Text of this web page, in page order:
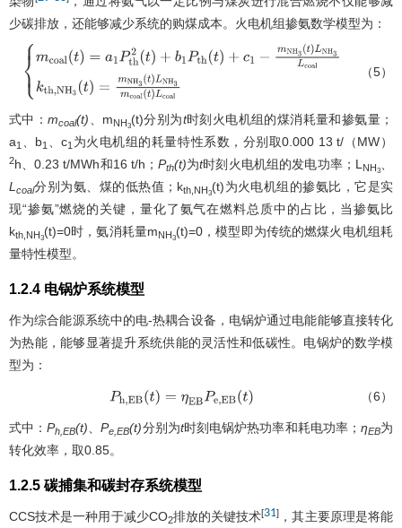
少碳排放，还能够减少系统的购煤成本。火电机组掺氨数学模型为：
{m 2(t)+ b1Pth( 3(t)=
（5）
式中：mcoal(t) 、mNH3(t)分别为t时刻火电机组的煤消耗量和掺氨量；
a1 、b1 、c1 为火电机组的耗量特性系数，分别取0.000 13 t/（MW）
2h、0.23 t/MWh和16 t/h； Pth(t)为t时刻火电机组的发电功率；L NH3
L coal分别为氨、煤的低热值；kth,NH3(t)为火电机组的掺氨比，它是实
现“掺氨”燃烧的关键，量化了氨气在燃料总质中的占比，当掺氨比
kth,NH3(t)=0时，氨消耗量mNH3(t)=0，模型即为传统的燃煤火电机组耗
量特性模型。
1.2.4 电锅炉系统模型
作为综合能源系统中的电-热耦合设备，电锅炉通过电能能够直接转化
为热能，能够显著提升系统供能的灵活性和低碳性。电锅炉的数学模
型为：
Ph,EB(t)= ηE BPe,EB(t) （6）
式中：Ph,EB(t) 、Pe,EB(t)分别为t时刻电锅炉热功率和耗电功率； ηEB为
转化效率，取0.85。
1.2.5 碳捕集和碳封存系统模型
CCS技术是一种用于减少CO2排放的关键技术[31] ，其主要原理是将能